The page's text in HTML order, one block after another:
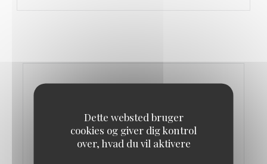
Dette websted bruger
cookies og giver dig kontrol
over, hvad du vil aktivere